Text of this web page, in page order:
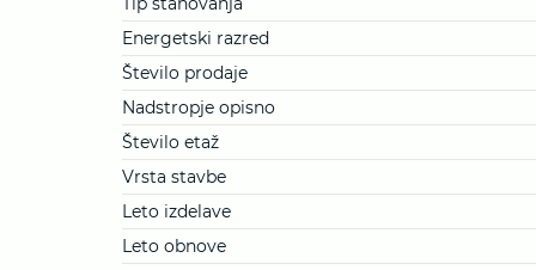
Energetski razred
Število prodaje
Nadstropje opisno
Število etaž
Vrsta stavbe
Leto izdelave
Leto obnove